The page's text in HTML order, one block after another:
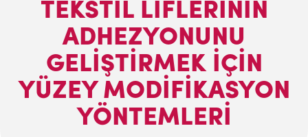
TEKSTİL LİFLERİNİN
ADHEZYONUNU
GELİŞTİRMEK İÇİN
YÜZEY MODİFİKASYON
YÖNTEMLERİ